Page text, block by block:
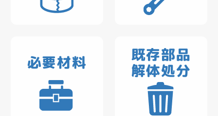
必要材料
既存部品
解体処分